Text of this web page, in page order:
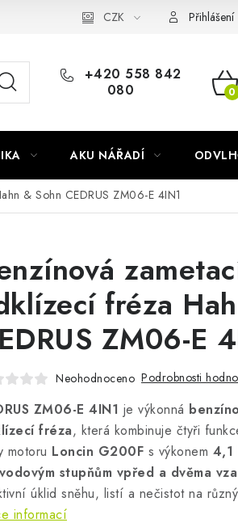
Náhradní díly Könner & Söhnen
CZK Přihlášení
+420 558 842
080
AKU NÁŘADÍ
& Sohn CEDRUS ZM06-E 4IN1
fréza
ZM06-E
Neohodnoceno Podrobnosti
ZM06-E 4IN1 je výkonná
fréza, která kombinuje čtyři
motoru Loncin G200F s výkonem 4,1
stupňům vpřed a dvěma
úklid sněhu, listí a nečistot na
informací